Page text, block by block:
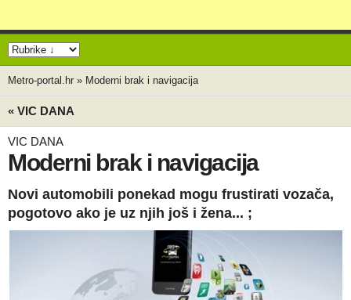
Metro-portal.hr » Moderni brak i navigacija
« VIC DANA
VIC DANA
Moderni brak i navigacija
Novi automobili ponekad mogu frustirati vozača,
pogotovo ako je uz njih još i žena... ;